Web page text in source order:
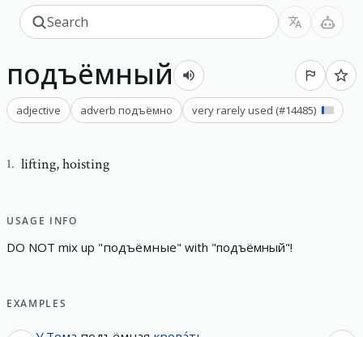
подъёмный
adjective adverb подъёмно very rarely used (#14485)
1. lifting,hoisting
USAGE INFO
DO NOT mix up "подъёмные" with "подъёмный"!
EXAMPLES